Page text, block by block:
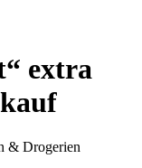
extra
& Drogerien